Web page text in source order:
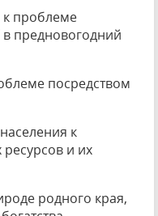
проблеме
предновогодний
посредством
к
и их
родного края,